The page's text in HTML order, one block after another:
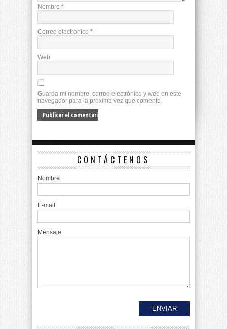
Nombre *
Correo electrónico *
Web
Guarda mi nombre, correo electrónico y web en este
navegador para la próxima vez que comente.
CONTÁCTENOS
Nombre
E-mail
Mensaje